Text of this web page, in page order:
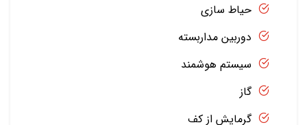
حیاط سازی
دوربین مداربسته
سیستم هوشمند
گاز
گرمایش از کف